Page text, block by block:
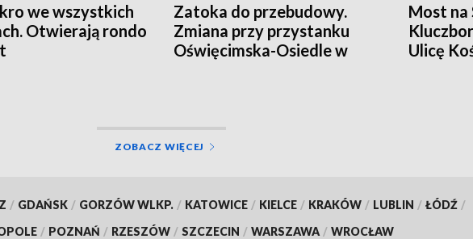
we wszystkich
Otwierają rondo
Zatoka do przebudowy.
Zmiana przy przystanku
Oświęcimska-Osiedle w
Most na
Ulicę
ZOBACZ WIĘCEJ
/ GDAŃSK / GORZÓW WLKP. / KATOWICE / KIELCE / KRAKÓW / LUBLIN / ŁÓDŹ /
/ POZNAŃ / RZESZÓW / SZCZECIN / WARSZAWA / WROCŁAW